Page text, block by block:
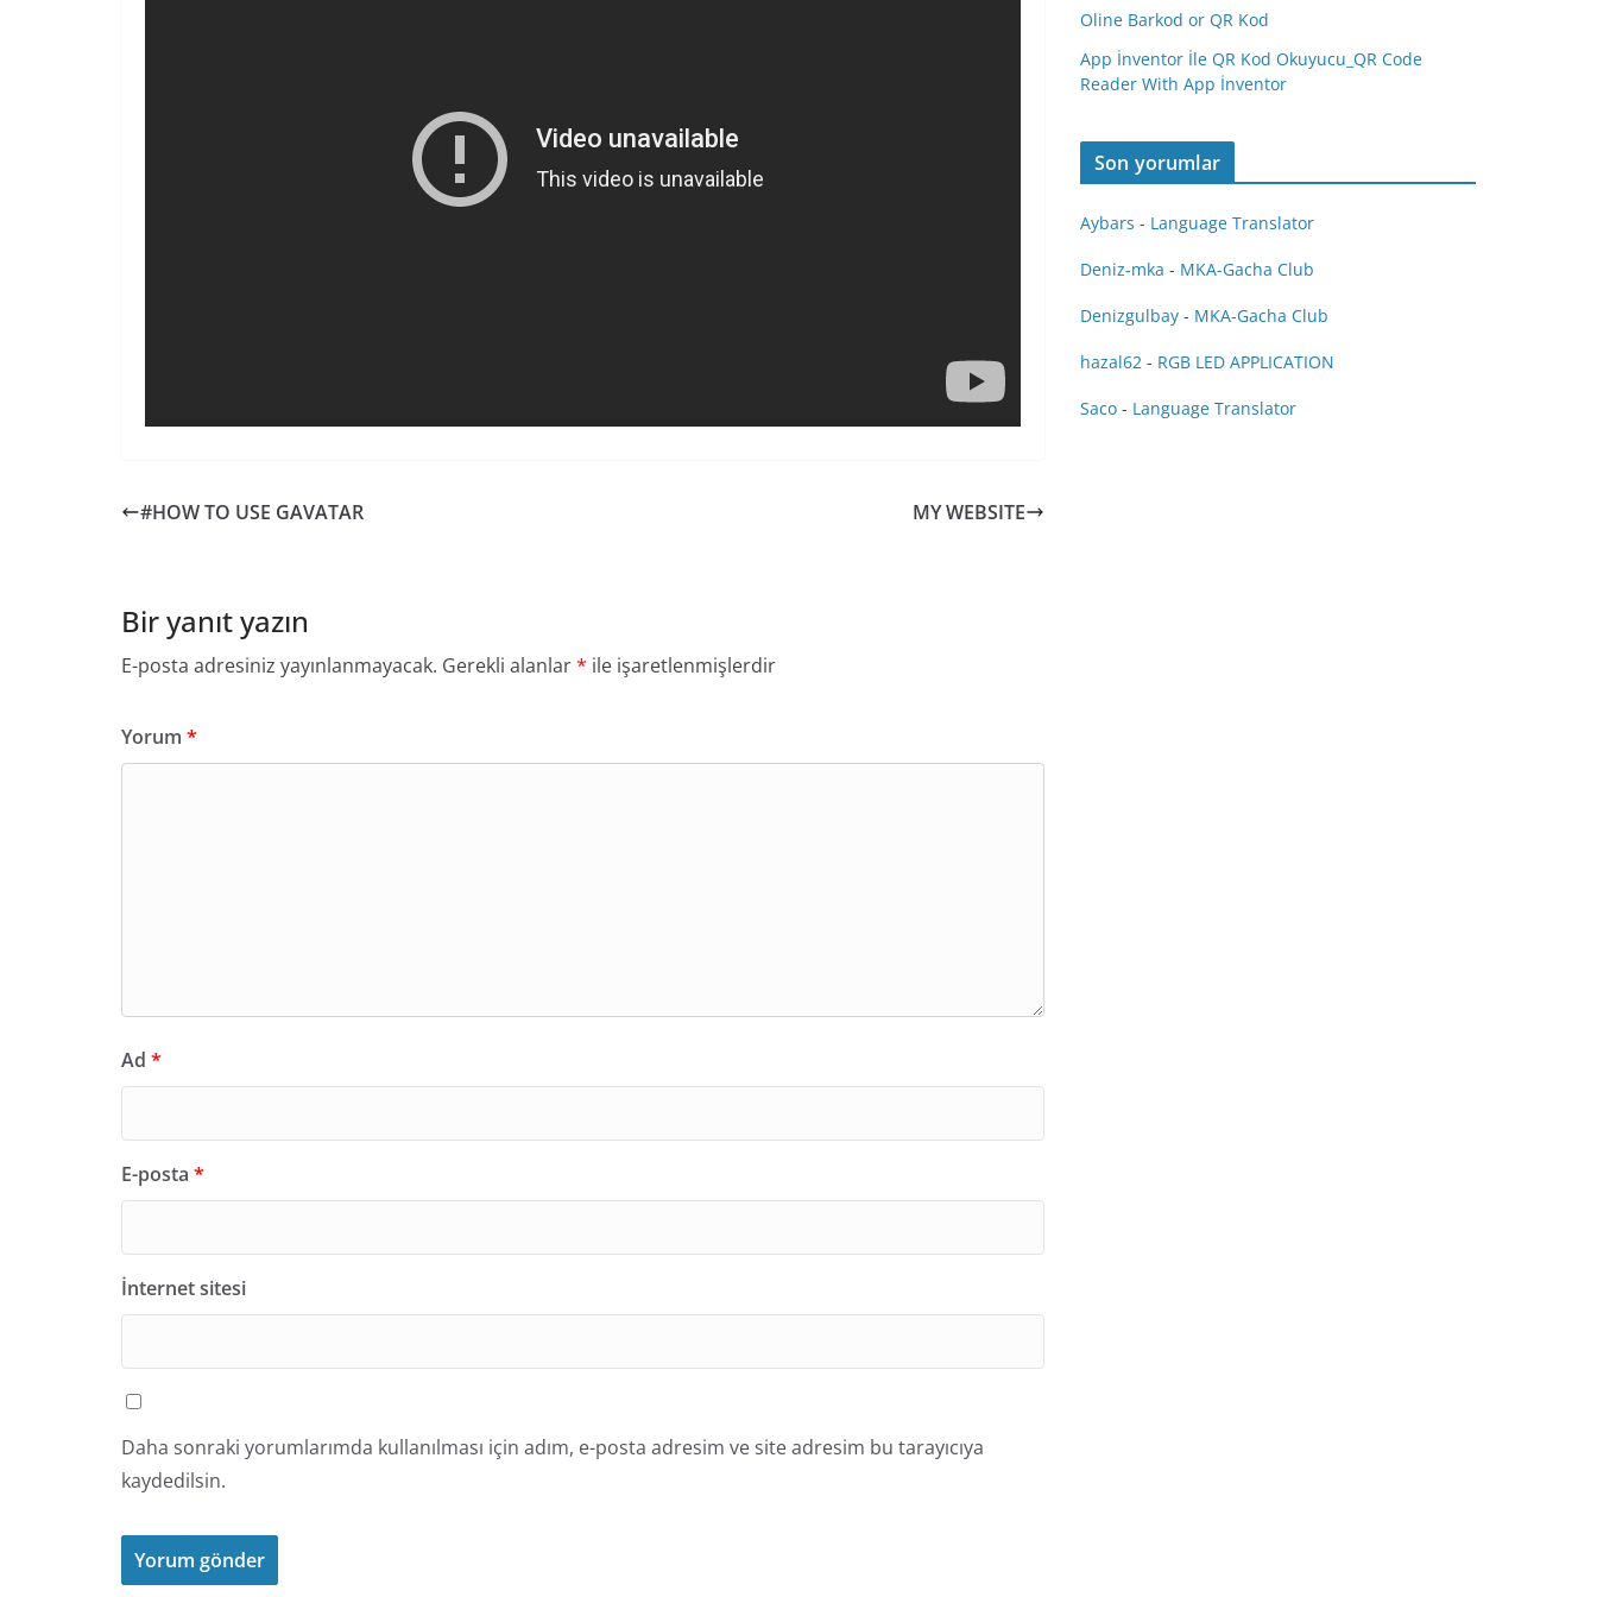
#HOW TO USE GAVATAR MY WEBSITE
Bir yanıt yazın
E-posta adresiniz yayınlanmayacak. Gerekli alanlar* ile işaretlenmişlerdir
Yorum *
Ad *
E-posta *
İnternet sitesi
Daha sonraki yorumlarımda kullanılması için adım, e-posta adresim ve site adresim bu tarayıcıya
kaydedilsin.
Oline Barkod or QR Kod
App İnventor İle QR Kod Okuyucu_QR Code
Reader With App İnventor
Son yorumlar
Aybars - Language Translator
Deniz-mka - MKA-Gacha Club
Denizgulbay - MKA-Gacha Club
hazal62 - RGB LED APPLICATION
Saco - Language Translator